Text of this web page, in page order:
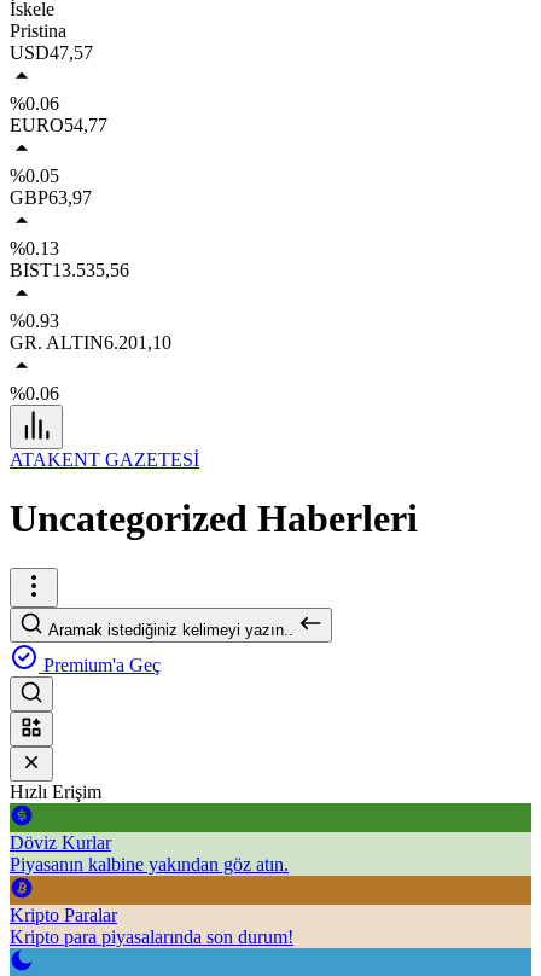
İskele
Pristina
USD47,57
%0.06
EURO54,77
%0.05
GBP63,97
%0.13
BIST13.535,56
%0.93
GR. ALTIN6.201,10
%0.06
ATAKENT GAZETESİ
Uncategorized Haberleri
Aramak istediğiniz kelimeyi yazın..
Premium'a Geç
Hızlı Erişim
Döviz Kurlar
Piyasanın kalbine yakından göz atın.
Kripto Paralar
Kripto para piyasalarında son durum!